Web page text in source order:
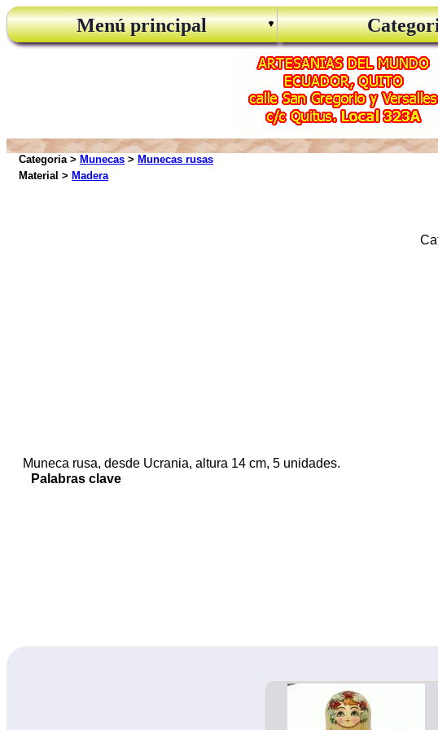
Menú principal
Categoria > Munecas > Munecas rusas
Material > Madera
Muneca rusa, desde Ucrania, altura 14 cm, 5 unidades.
Palabras clave